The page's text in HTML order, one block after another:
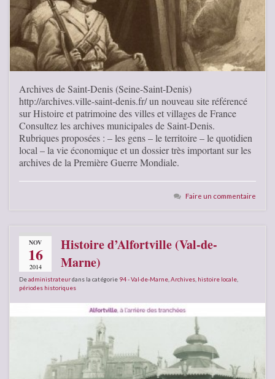
Archives de Saint-Denis (Seine-Saint-Denis)
http://archives.ville-saint-denis.fr/ un nouveau site référencé
sur Histoire et patrimoine des villes et villages de France
Consultez les archives municipales de Saint-Denis.
Rubriques proposées : – les gens – le territoire – le quotidien
local – la vie économique et un dossier très important sur les
archives de la Première Guerre Mondiale.
Faire un commentaire
NOV
16
2014
Histoire d’Alfortville (Val-de-
Marne)
Deadministrateurdans la catégorie 94 - Val-de-Marne Archives histoire locale
périodes historiques